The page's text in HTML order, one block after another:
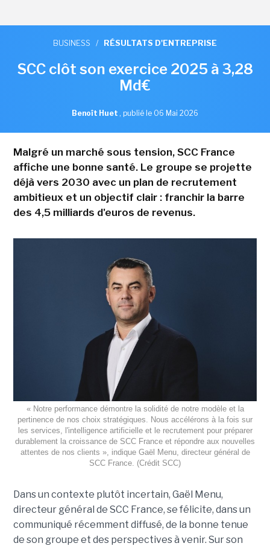
BUSINESS / RÉSULTATS D'ENTREPRISE
SCC clôt son exercice 2025 à 3,28
Md€
Benoît Huet , publié le 06 Mai 2026
Malgré un marché sous tension, SCC France
affiche une bonne santé. Le groupe se projette
déjà vers 2030 avec un plan de recrutement
ambitieux et un objectif clair : franchir la barre
des 4,5 milliards d'euros de revenus.
« Notre performance démontre la solidité de notre modèle et la
pertinence de nos choix stratégiques. Nous accélérons à la fois sur
les services, l'intelligence artificielle et le recrutement pour préparer
durablement la croissance de SCC France et répondre aux nouvelles
attentes de nos clients », indique Gaël Menu, directeur général de
SCC France. (Crédit SCC)
Dans un contexte plutôt incertain, Gaël Menu,
directeur général de SCC France, se félicite, dans un
communiqué récemment diffusé, de la bonne tenue
de son groupe et des perspectives à venir. Sur son